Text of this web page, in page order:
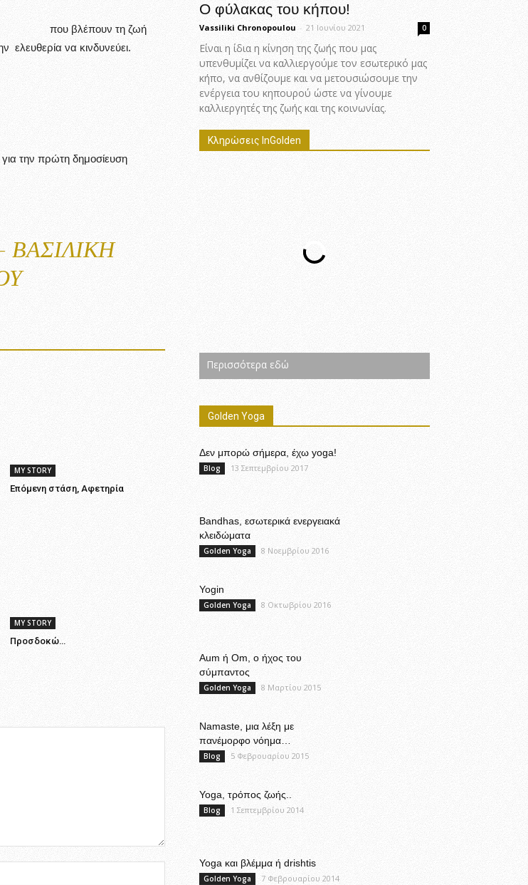
που βλέπουν τη ζωή
να κινδυνεύει.
για την πρώτη δημοσίευση
ΒΑΣΙΛΙΚΉ
MY STORY
Επόμενη στάση, Αφετηρία
MY STORY
Προσδοκώ…
Ο φύλακας του κήπου!
Vassiliki Chronopoulou - 21 Ιουνίου 2021 0
Είναι η ίδια η κίνηση της ζωής που μας
υπενθυμίζει να καλλιεργούμε τον εσωτερικό μας
κήπο, να ανθίζουμε και να μετουσιώσουμε την
ενέργεια του κηπουρού ώστε να γίνουμε
καλλιεργητές της ζωής και της κοινωνίας.
Κληρώσεις InGolden
Περισσότερα εδώ
Golden Yoga
Δεν μπορώ σήμερα, έχω yoga!
Blog 13 Σεπτεμβρίου 2017
Bandhas, εσωτερικά ενεργειακά
κλειδώματα
Golden Yoga 8 Νοεμβρίου 2016
Yogin
Golden Yoga 8 Οκτωβρίου 2016
Aum ή Om, ο ήχος του
σύμπαντος
Golden Yoga 8 Μαρτίου 2015
Namaste, μια λέξη με
πανέμορφο νόημα…
Blog 5 Φεβρουαρίου 2015
Yoga, τρόπος ζωής..
Blog 1 Σεπτεμβρίου 2014
Yoga και βλέμμα ή drishtis
Golden Yoga 7 Φεβρουαρίου 2014